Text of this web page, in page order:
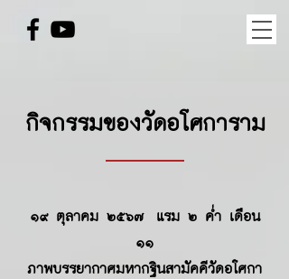
กิจกรรมของวัดอโศการาม
๑๙ ตุลาคม ๒๕๖๗ แรม ๒ ค่ำ เดือน
๑๑
ภาพบรรยากาศมหากฐินสามัคคีวัดอโศกา